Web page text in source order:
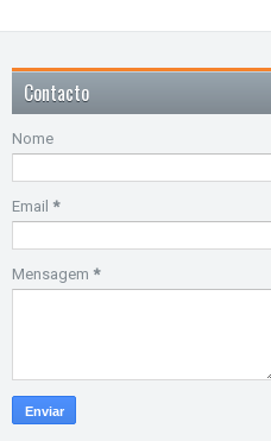
Contacto
Nome
Email *
Mensagem *